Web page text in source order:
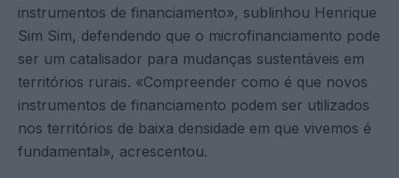
instrumentos de financiamento», sublinhou Henrique
Sim Sim, defendendo que o microfinanciamento pode
ser um catalisador para mudanças sustentáveis em
territórios rurais. «Compreender como é que novos
instrumentos de financiamento podem ser utilizados
nos territórios de baixa densidade em que vivemos é
fundamental», acrescentou.